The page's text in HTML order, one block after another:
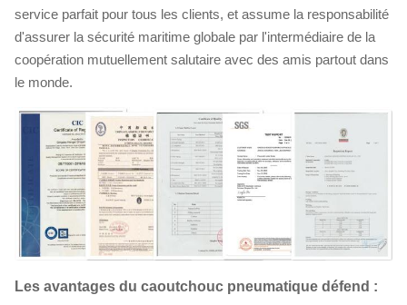
service parfait pour tous les clients, et assume la responsabilité
d'assurer la sécurité maritime globale par l'intermédiaire de la
coopération mutuellement salutaire avec des amis partout dans
le monde.
Les avantages du caoutchouc pneumatique défend :